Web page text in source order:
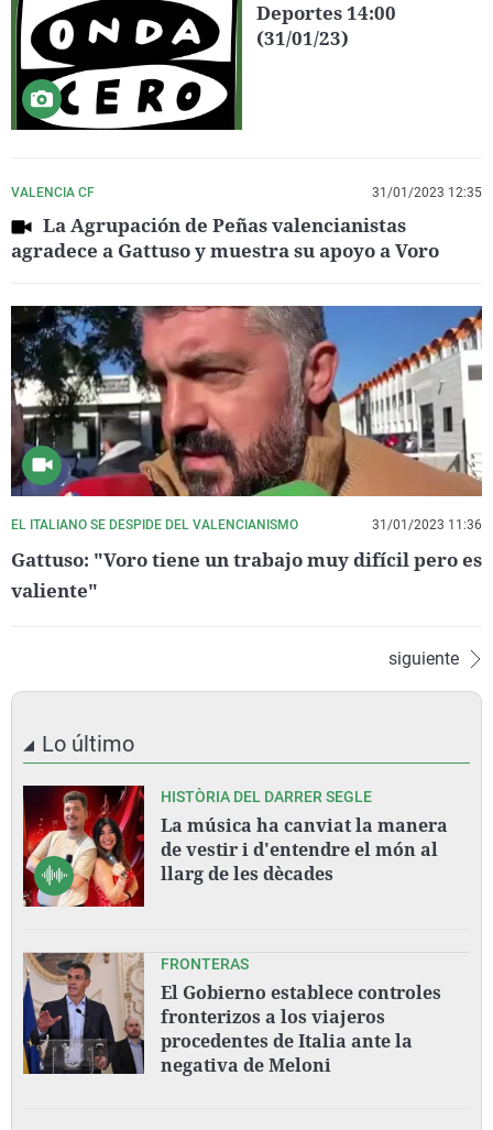
Deportes 14:00
(31/01/23)
VALENCIA CF 31/01/2023 12:35
La Agrupación de Peñas valencianistas
agradece a Gattuso y muestra su apoyo a Voro
EL ITALIANO SE DESPIDE DEL VALENCIANISMO 31/01/2023 11:36
Gattuso: "Voro tiene un trabajo muy difícil pero es
valiente"
siguiente
Lo último
HISTÒRIA DEL DARRER SEGLE
La música ha canviat la manera
de vestir i d'entendre el món al
llarg de les dècades
FRONTERAS
El Gobierno establece controles
fronterizos a los viajeros
procedentes de Italia ante la
negativa de Meloni